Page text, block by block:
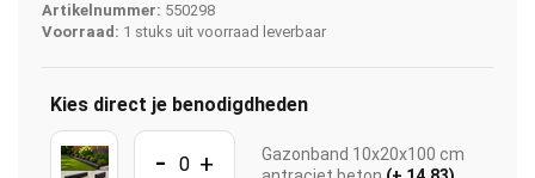
Artikelnummer: 550298
Voorraad: 1 stuks uit voorraad leverbaar
Kies direct je benodigdheden
- +
Gazonband 10x20x100 cm